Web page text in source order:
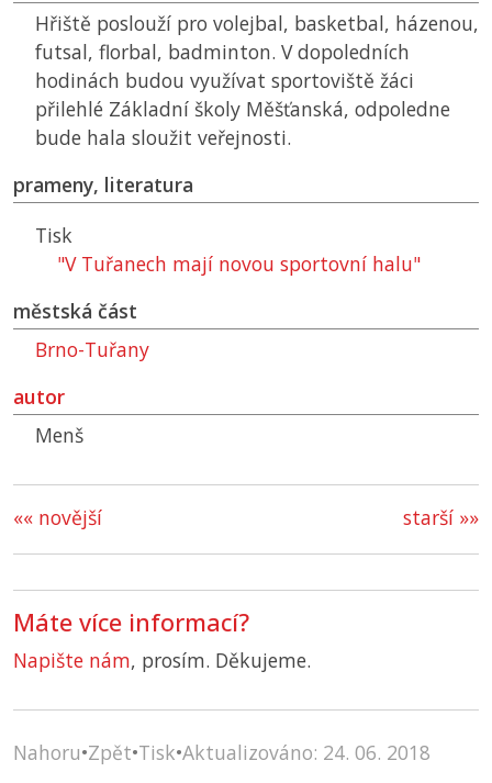
Hřiště poslouží pro volejbal, basketbal, házenou,
futsal, florbal, badminton. V dopoledních
hodinách budou využívat sportoviště žáci
přilehlé Základní školy Měšťanská, odpoledne
bude hala sloužit veřejnosti.
prameny, literatura
Tisk
"V Tuřanech mají novou sportovní halu"
městská část
Brno-Tuřany
autor
Menš
starší »»
«« novější
Máte více informací?
Napište nám, prosím. Děkujeme.
Nahoru•Zpět•Tisk•Aktualizováno: 24. 06. 2018